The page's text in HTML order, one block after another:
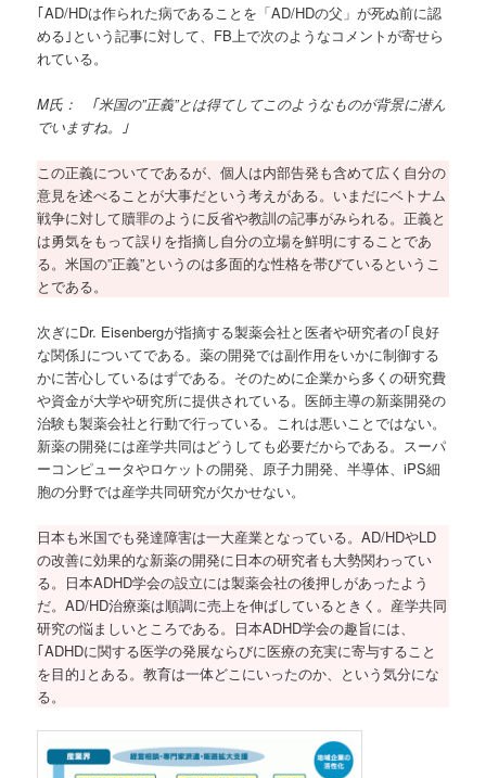
｢AD/HDは作られた病であることを「AD/HDの父」が死ぬ前に認
める｣という記事に対して、FB上で次のようなコメントが寄せら
れている。
M氏： ｢米国の”正義”とは得てしてこのようなものが背景に潜ん
でいますね。｣
この正義についてであるが、個人は内部告発も含めて広く自分の
意見を述べることが大事だという考えがある。いまだにベトナム
戦争に対して贖罪のように反省や教訓の記事がみられる。正義と
は勇気をもって誤りを指摘し自分の立場を鮮明にすることであ
る。米国の”正義”というのは多面的な性格を帯びているというこ
とである。
次ぎにDr. Eisenbergが指摘する製薬会社と医者や研究者の｢良好
な関係｣についてである。薬の開発では副作用をいかに制御する
かに苦心しているはずである。そのために企業から多くの研究費
や資金が大学や研究所に提供されている。医師主導の新薬開発の
治験も製薬会社と行動で行っている。これは悪いことではない。
新薬の開発には産学共同はどうしても必要だからである。スーパ
ーコンピュータやロケットの開発、原子力開発、半導体、iPS細
胞の分野では産学共同研究が欠かせない。
日本も米国でも発達障害は一大産業となっている。AD/HDやLD
の改善に効果的な新薬の開発に日本の研究者も大勢関わってい
る。日本ADHD学会の設立には製薬会社の後押しがあったよう
だ。AD/HD治療薬は順調に売上を伸ばしているときく。産学共同
研究の悩ましいところである。日本ADHD学会の趣旨には、
｢ADHDに関する医学の発展ならびに医療の充実に寄与すること
を目的｣とある。教育は一体どこにいったのか、という気分にな
る。